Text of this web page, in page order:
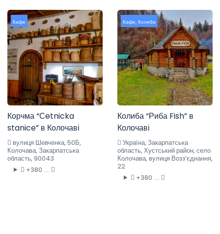
Кафе
Корчма “Сetnicka
stanice” в Колочаві
вулиця Шевченка, 50Б,
Колочава, Закарпатська
область, 90043
+380 ....
Кафе, Колиба
Колиба “Риба Fish” в
Колочаві
Україна, Закарпатська
область, Хустський район, село
Колочава, вулиця Возз’єднання,
22
+380 ....